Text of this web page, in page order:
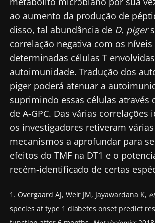
ao aumento da produção de
disso, tal abundância de D. piger
correlação negativa com os níveis
determinadas células T
autoimunidade. Tradução dos
piger poderá atenuar a
suprimindo essas células através
de A-GPC. Das várias correlações
os investigadores retiveram
mecanismos a aprofundar para
efeitos do TMF na DT1 e o
recém-identificado de certas
1. Overgaard AJ, Weir JM, Jayawardana K,
species at type 1 diabetes onset predict
deixar nosso site
Mantenha-se
informado
Junte-se à comunidade de
saúde e investigadores da
receba o "Microbiota Digest" e o
Magazine" para se manter
últimas notícias sobre a
saúde e investigadores da
receba o "Microbiota Digest" e o
Magazine" para se manter
últimas notícias sobre a
Gostaria de me inscrever para
informações sobre a Biocodex
Eu li e aceito ascondições
do
Microbiota Institute.
* Campo obrigatório